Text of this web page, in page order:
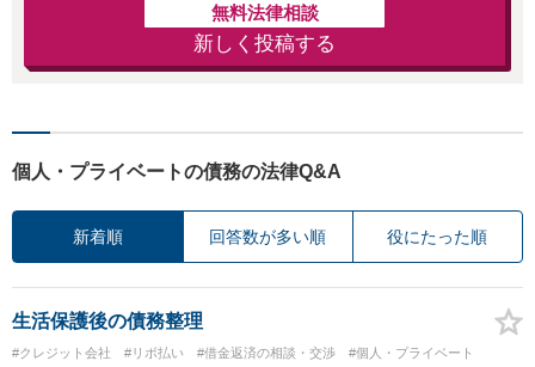
無料法律相談
新しく投稿する
個人・プライベートの債務の法律Q&A
新着順 回答数が多い順 役にたった順
生活保護後の債務整理
#クレジット会社 #リボ払い #借金返済の相談・交渉 #個人・プライベート